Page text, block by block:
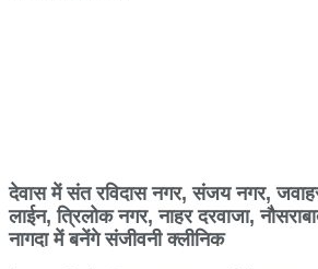
देवास में संत रविदास नगर, संजय नगर,
लाईन, त्रिलोक नगर, नाहर दरवाजा,
नागदा में बनेंगे संजीवनी क्लीनिक